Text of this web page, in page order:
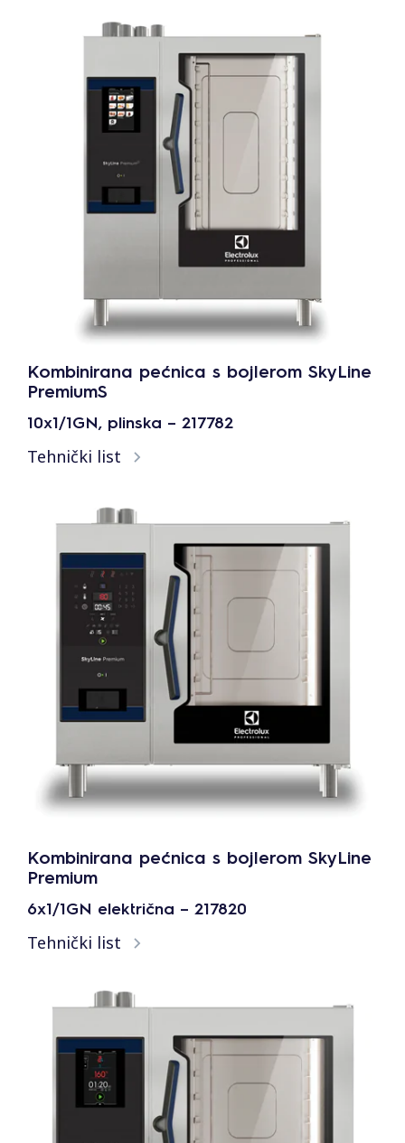
Kombinirana pećnica s bojlerom SkyLine
PremiumS
10x1/1GN, plinska – 217782
Tehnički list
Kombinirana pećnica s bojlerom SkyLine
Premium
6x1/1GN električna – 217820
Tehnički list